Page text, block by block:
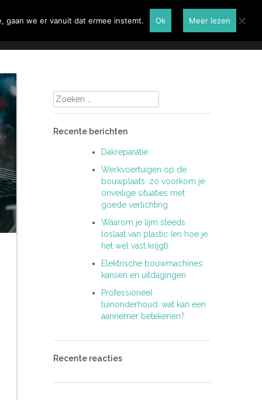
Renovatie Contactformulier
Zoeken
naar:
Recente berichten
Dakreparatie
Werkvoertuigen op de
bouwplaats: zo voorkom je
onveilige situaties met
goede verlichting
Waarom je lijm steeds
loslaat van plastic (en hoe je
het wél vast krijgt)
Elektrische bouwmachines:
kansen en uitdagingen
Professioneel
tuinonderhoud: wat kan een
aannemer betekenen?
Recente reacties
gaan we er vanuit dat ermee instemt. Ok Meer lezen